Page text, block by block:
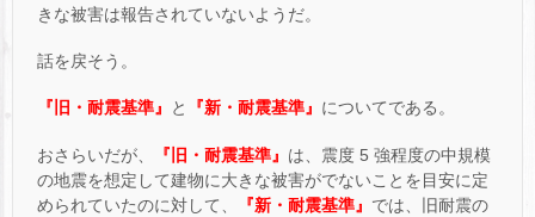
きな被害は報告されていないようだ。
話を戻そう。
『旧・耐震基準』 と 『新・耐震基準』 についてである。
おさらいだが、 『旧・耐震基準』 は、震度 5 強程度の中規模
の地震を想定して建物に大きな被害がでないことを目安に定
められていたのに対して、
『新・耐震基準』 では、旧耐震の